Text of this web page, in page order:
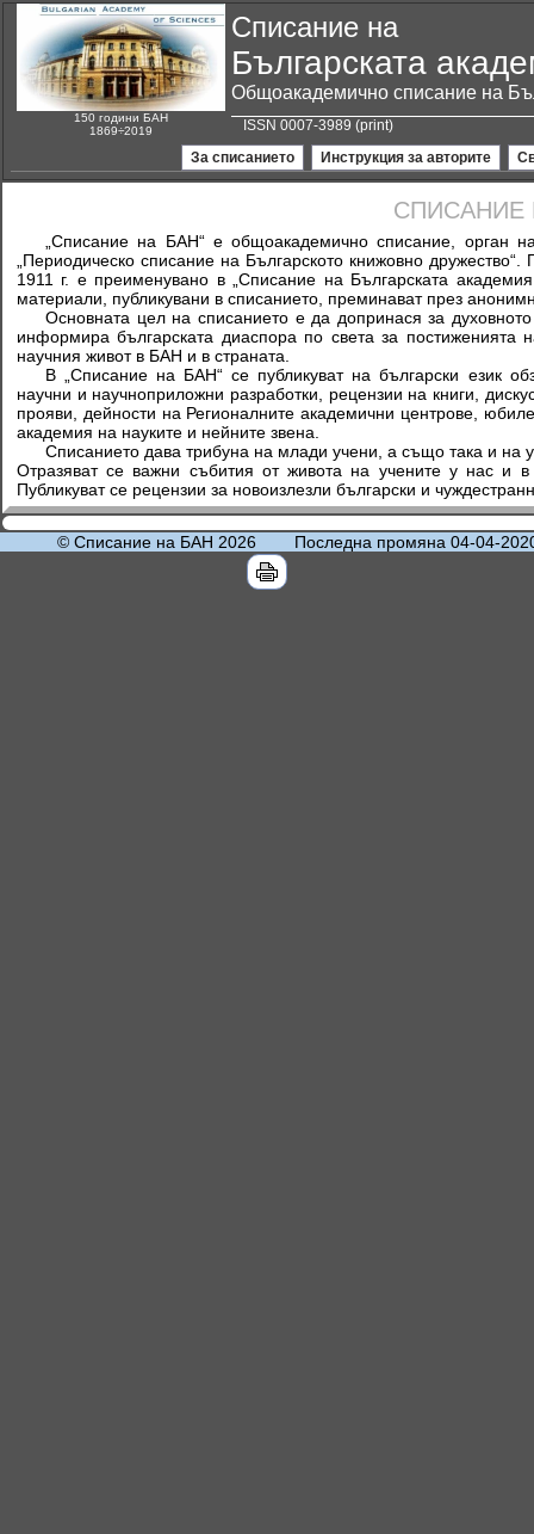
150 години БАН
1869÷2019
Списание на
Българската
Общоакадемично списание на
ISSN 0007-3989 (print)
За списанието Инструкция за авторите
СПИСАНИЕ
„Списание на БАН“ е общоакадемично списание, орган
„Периодическо списание на Българското книжовно
1911 г. е преименувано в „Списание на Българската
материали, публикувани в списанието, преминават през
Основната цел на списанието е да допринася за
информира българската диаспора по света за постиженията
научния живот в БАН и в страната.
В „Списание на БАН“ се публикуват на български език
научни и научноприложни разработки, рецензии на книги,
прояви, дейности на Регионалните академични центрове,
академия на науките и нейните звена.
Списанието дава трибуна на млади учени, а също така и на
Отразяват се важни събития от живота на учените у нас и
Публикуват се рецензии за новоизлезли български и
© Списание на БАН 2026 Последна промяна 04-04-